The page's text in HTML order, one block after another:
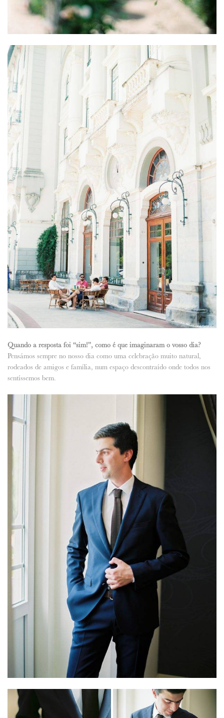
Quando a resposta foi “sim!”, como é que imaginaram o vosso dia?
Pensámos sempre no nosso dia como uma celebração muito natural,
rodeados de amigos e família, num espaço descontraído onde todos nos
sentíssemos bem.